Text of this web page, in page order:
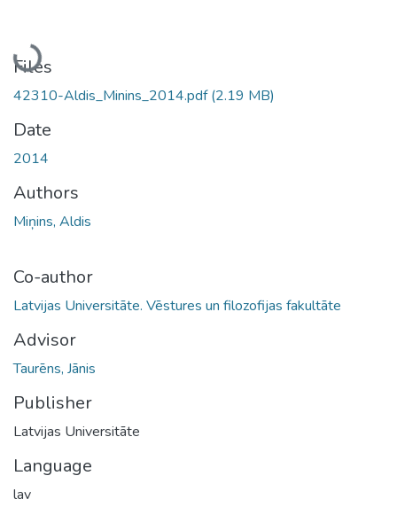
Loading...
Files
42310-Aldis_Minins_2014.pdf(2.19 MB)
Date
2014
Authors
Miņins, Aldis
Co-author
Latvijas Universitāte. Vēstures un filozofijas fakultāte
Advisor
Taurēns, Jānis
Publisher
Latvijas Universitāte
Language
lav